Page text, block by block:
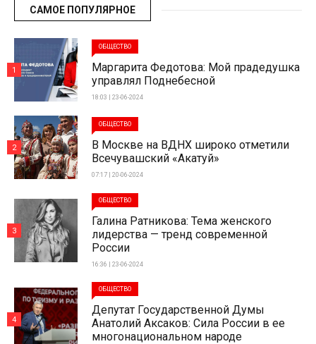
САМОЕ ПОПУЛЯРНОЕ
ОБЩЕСТВО
Маргарита Федотова: Мой прадедушка
управлял Поднебесной
18:03 | 23-06-2024
1
ОБЩЕСТВО
В Москве на ВДНХ широко отметили
Всечувашский «Акатуй»
07:17 | 20-06-2024
2
ОБЩЕСТВО
Галина Ратникова: Тема женского
лидерства — тренд современной
России
16:36 | 23-06-2024
3
ОБЩЕСТВО
Депутат Государственной Думы
Анатолий Аксаков: Сила России в ее
многонациональном народе
4